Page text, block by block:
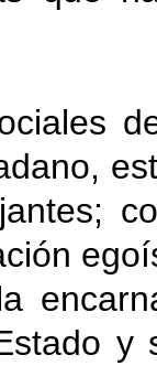
y